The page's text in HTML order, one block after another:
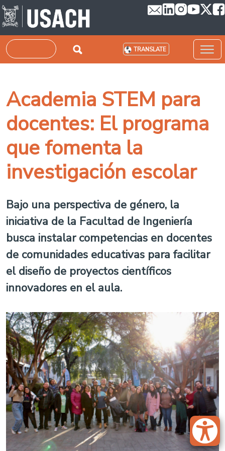
Skip to main content
Search TRANSLATE
Academia STEM para
docentes: El programa
que fomenta la
investigación escolar
Bajo una perspectiva de género, la
iniciativa de la Facultad de Ingeniería
busca instalar competencias en docentes
de comunidades educativas para facilitar
el diseño de proyectos científicos
innovadores en el aula.